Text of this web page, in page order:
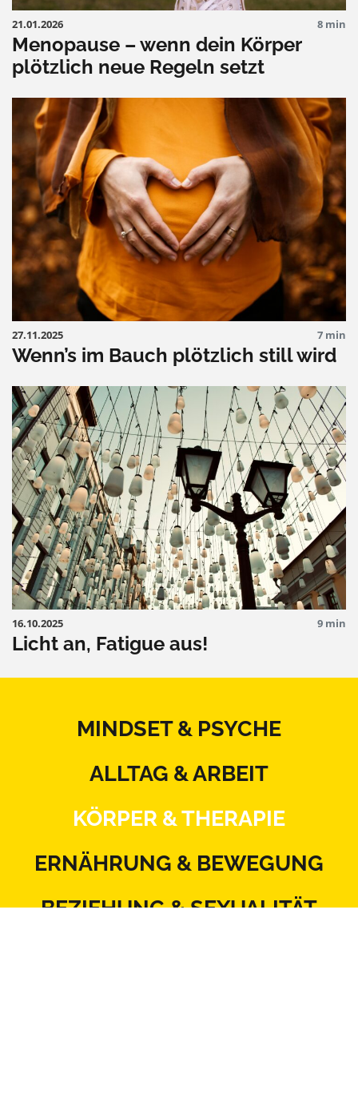
21.01.2026 8 min
Menopause – wenn dein Körper
plötzlich neue Regeln setzt
27.11.2025 7 min
Wenn’s im Bauch plötzlich still wird
16.10.2025 9 min
Licht an, Fatigue aus!
MINDSET & PSYCHE
ALLTAG & ARBEIT
KÖRPER & THERAPIE
ERNÄHRUNG & BEWEGUNG
BEZIEHUNG & SEXUALITÄT